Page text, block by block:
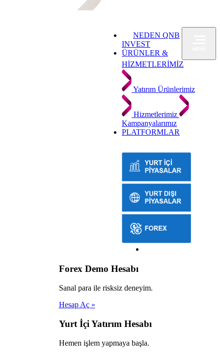
NEDEN QNB
INVEST
ÜRÜNLER &
HİZMETLERİMİZ
Yatırım Ürünlerimiz
Hizmetlerimiz
Kampanyalarımız
PLATFORMLAR
Forex Demo Hesabı
Sanal para ile risksiz deneyim.
Hesap Aç »
Yurt İçi Yatırım Hesabı
Hemen işlem yapmaya başla.